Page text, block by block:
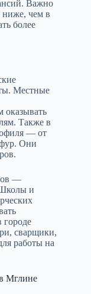
Важно
ниже, чем в
более
Местные
оказывать
Также в
— от
Они
—
Школы и
городе
сварщики,
работы на
Мглине